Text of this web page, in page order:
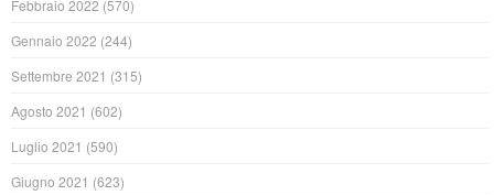
Febbraio 2022 (570)
Gennaio 2022 (244)
Settembre 2021 (315)
Agosto 2021 (602)
Luglio 2021 (590)
Giugno 2021 (623)